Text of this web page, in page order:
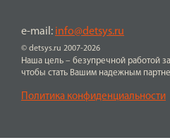
© detsys.ru 2007-2026
e-mail: info@detsys.ru
Наша цель – безупречной работой
чтобы стать Вашим надежным
Политика конфиденциальности